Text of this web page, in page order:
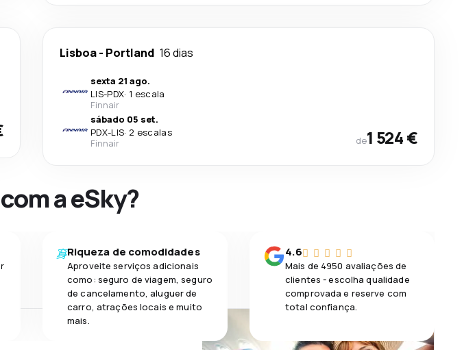
Lisboa- Portland 16 dias
sexta 21 ago.
LIS-PDX· 1 escala
Finnair
sábado 05 set.
PDX-LIS· 2 escalas
Finnair
de1 524 €
a eSky?
Riqueza de comodidades
Aproveite serviços adicionais
como: seguro de viagem, seguro
de cancelamento, aluguer de
carro, atrações locais e muito
mais.
4.6
Mais de 4950 avaliações de
clientes - escolha qualidade
comprovada e reserve com
total confiança.